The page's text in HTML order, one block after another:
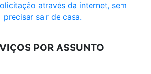
através da internet, sem
precisar sair de casa.
POR ASSUNTO